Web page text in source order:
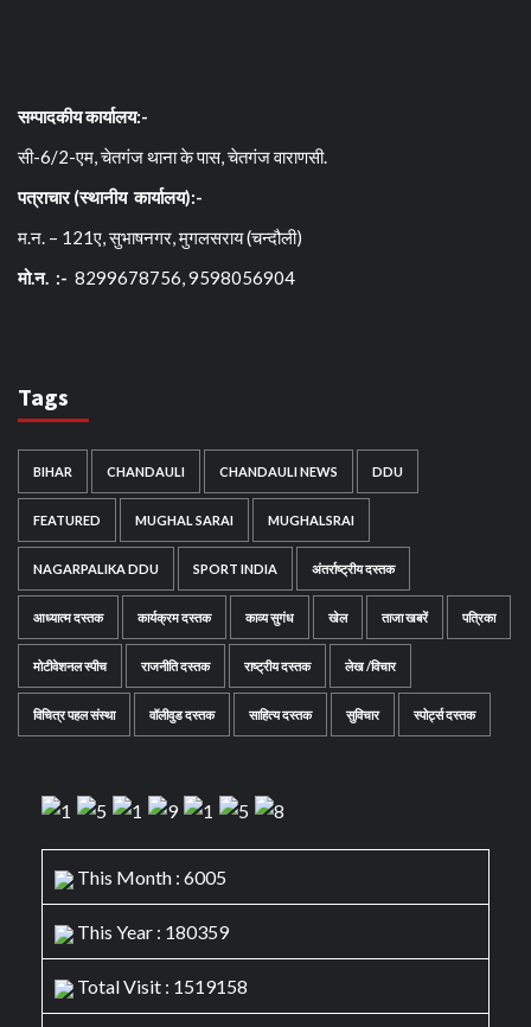
सम्पादकीय कार्यालय:-
सी-6/2-एम, चेतगंज थाना के पास, चेतगंज वाराणसी.
पत्राचार (स्थानीय कार्यालय):-
म.न. – 121ए, सुभाषनगर, मुगलसराय (चन्दौली)
मो.न. :- 8299678756, 9598056904
Tags
BIHAR CHANDAULI CHANDAULI NEWS DDU
FEATURED MUGHAL SARAI MUGHALSRAI
NAGARPALIKA DDU SPORT INDIA अंतर्राष्ट्रीय दस्तक
आध्यात्म दस्तक कार्यक्रम दस्तक काव्य सुगंध खेल ताजा खबरें पत्रिका
मोटीवेशनल स्पीच राजनीति दस्तक राष्ट्रीय दस्तक लेख /विचार
विचित्र पहल संस्था वॉलीवुड दस्तक साहित्य दस्तक सुविचार स्पोर्ट्स दस्तक
This Month : 6005
This Year : 180359
Total Visit : 1519158